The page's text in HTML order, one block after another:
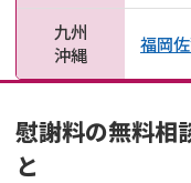
九州
沖縄
福岡
慰謝料の無料相
と